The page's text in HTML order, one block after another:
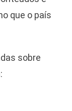
que o país
sobre